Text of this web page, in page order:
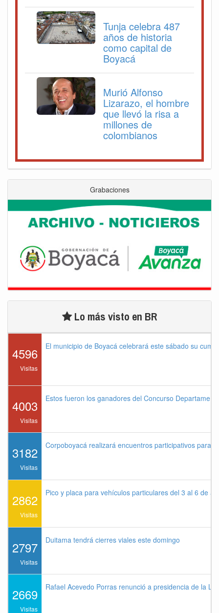
Tunja celebra 487
años de historia
como capital de
Boyacá
Murió Alfonso
Lizarazo, el hombre
que llevó la risa a
millones de
colombianos
Grabaciones
Lo más visto en BR
4596
Visitas
El municipio de Boyacá celebrará este sábado su
4003
Visitas
Estos fueron los ganadores del Concurso
3182
Visitas
Corpoboyacá realizará encuentros participativos para
2862
Visitas
Pico y placa para vehículos particulares del 3 al 6 de
2797
Visitas
Duitama tendrá cierres viales este domingo
2669
Visitas
Rafael Acevedo Porras renunció a presidencia de la